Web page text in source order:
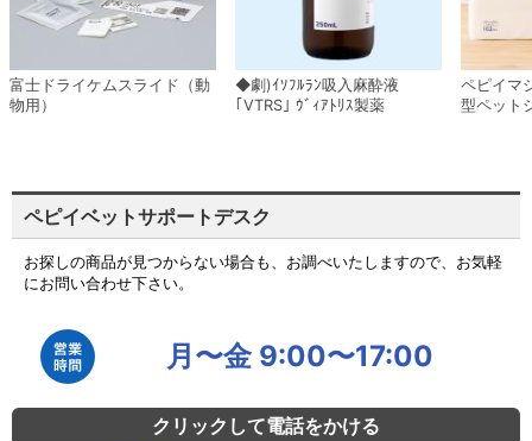
富士ドライケムスライド（動
物用）
◆劇)ｲｿﾌﾙﾗﾝ吸入麻酔液
｢VTRS｣ ｳﾞｨｱﾄﾘｽ製薬
ペピイマ
型ペット
ペピイベットサポートデスク
お探しの商品が見つからない場合も、お調べいたしますので、お気軽
にお問い合わせ下さい。
月〜金 9:00〜17:00
クリックして電話をかける